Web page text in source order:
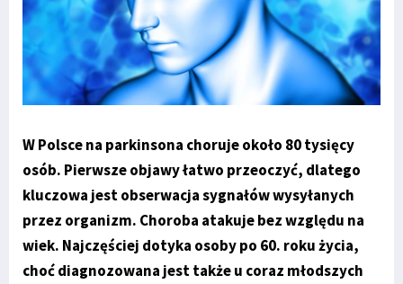
W Polsce na parkinsona choruje około 80 tysięcy
osób. Pierwsze objawy łatwo przeoczyć, dlatego
kluczowa jest obserwacja sygnałów wysyłanych
przez organizm. Choroba atakuje bez względu na
wiek. Najczęściej dotyka osoby po 60. roku życia,
choć diagnozowana jest także u coraz młodszych